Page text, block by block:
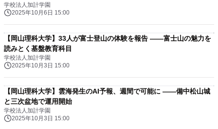
学校法人加計学園
2025年10月6日 15:00
【岡山理科大学】33人が富士登山の体験を報告 ――富士山の魅力を
読みとく基盤教育科目
学校法人加計学園
2025年10月3日 15:00
【岡山理科大学】雲海発生のAI予報、週間で可能に ――備中松山城
と三次盆地で運用開始
学校法人加計学園
2025年10月3日 15:00